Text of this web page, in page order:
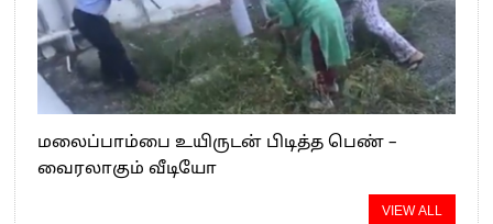
மலைப்பாம்பை உயிருடன் பிடித்த பெண் –
வைரலாகும் வீடியோ
VIEW ALL